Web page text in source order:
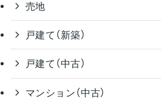
売地
戸建て（新築）
戸建て（中古）
マンション（中古）